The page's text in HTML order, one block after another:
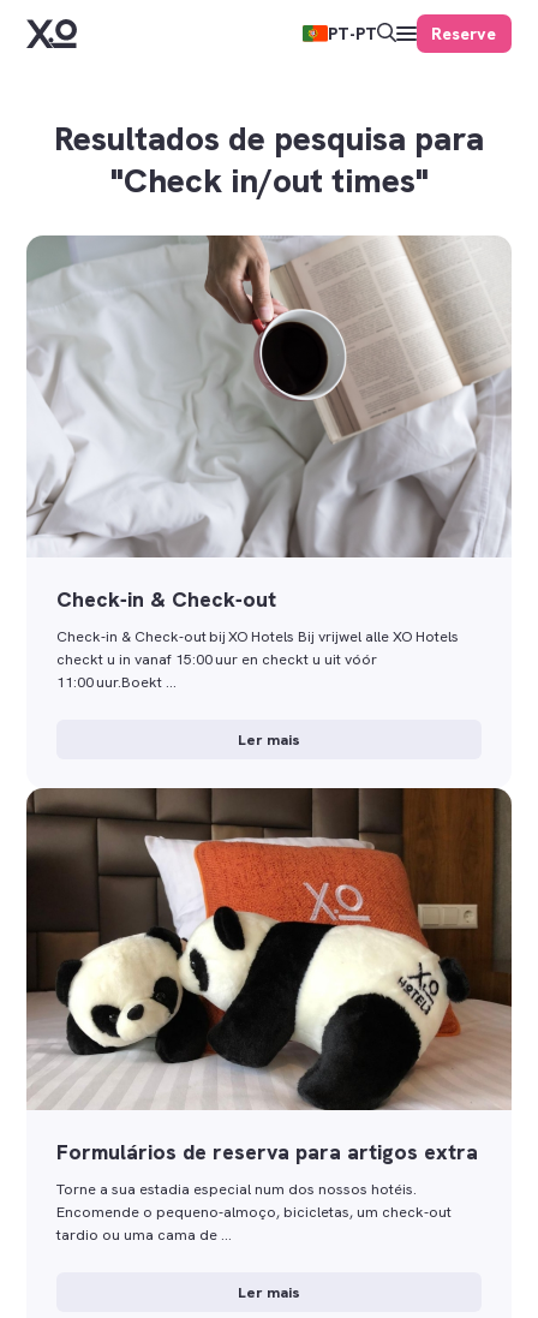
PT-PT Reserve
Resultados de pesquisa para
"Check in/out times"
Check‑in & Check‑out
Check‑in & Check‑out bij XO Hotels Bij vrijwel alle XO Hotels
checkt u in vanaf 15:00 uur en checkt u uit vóór
11:00 uur.Boekt …
Ler mais
Formulários de reserva para artigos extra
Torne a sua estadia especial num dos nossos hotéis.
Encomende o pequeno-almoço, bicicletas, um check-out
tardio ou uma cama de …
Ler mais